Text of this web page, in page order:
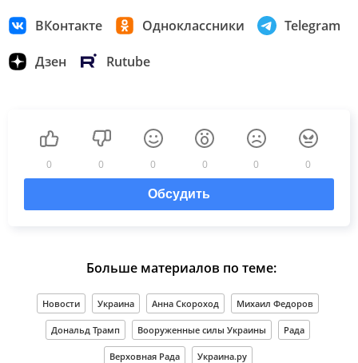
ВКонтакте Одноклассники Telegram
Дзен Rutube
0 0 0 0 0 0
Обсудить
Больше материалов по теме:
Новости Украина Анна Скороход Михаил Федоров
Дональд Трамп Вооруженные силы Украины Рада
Верховная Рада Украина.ру